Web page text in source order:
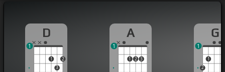
[D] Kegel schieben, die
total verpennt,
da waren's nur
noch sieben.
[A]
[D]
D
1
3
2
1
A
1 2 3
1
G
2
1
1